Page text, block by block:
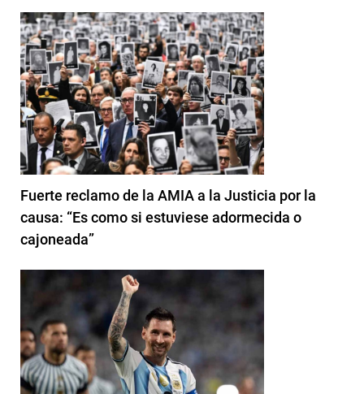
Fuerte reclamo de la AMIA a la Justicia por la
causa: “Es como si estuviese adormecida o
cajoneada”